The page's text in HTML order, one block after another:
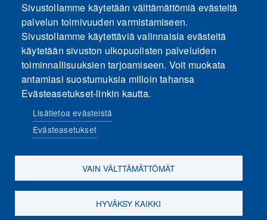
HYVÄKSY KAIKKI EVÄSTEET
Hyväksy vain upotusevästeet
Sosiaalinen media
Evästeasetukset
Sivustollamme käytetään välttämättömiä evästeitä
palvelun toimivuuden varmistamiseen.
Sivustollamme käytettäviä valinnaisia evästeitä
käytetään sivuston ulkopuolisten palveluiden
toiminnallisuuksien tarjoamiseen. Voit muokata
antamiasi suostumuksia milloin tahansa
Evästeasetukset-linkin kautta.
Lisätietoa evästeistä
Evästeasetukset
VAIN VÄLTTÄMÄTTÖMÄT
HYVÄKSY KAIKKI